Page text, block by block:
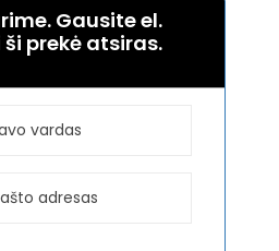
Gausite el.
prekė atsiras.